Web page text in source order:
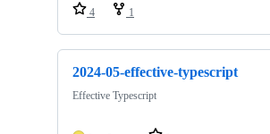
4 1
2024-05-effective-typescript
Effective Typescript